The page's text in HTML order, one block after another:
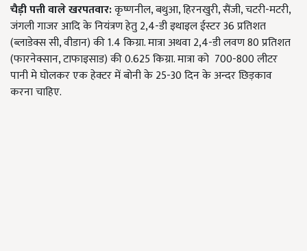
चैड़ी पत्ती वाले खरपतवार:कृष्णनील, बथुआ, हिरनखुरी, सैंजी, चटरी-मटरी,
जंगली गाजर आदि के नियंत्रण हेतु 2,4-डी इथाइल ईस्टर 36 प्रतिशत
(ब्लाडेक्स सी, वीडान) की 1.4 किग्रा. मात्रा अथवा 2,4-डी लवण 80 प्रतिशत
(फारनेक्सान, टाफाइसाड) की 0.625 किग्रा. मात्रा को 700-800 लीटर
पानी मे घोलकर एक हेक्टर में बोनी के 25-30 दिन के अन्दर छिड़काव
करना चाहिए.